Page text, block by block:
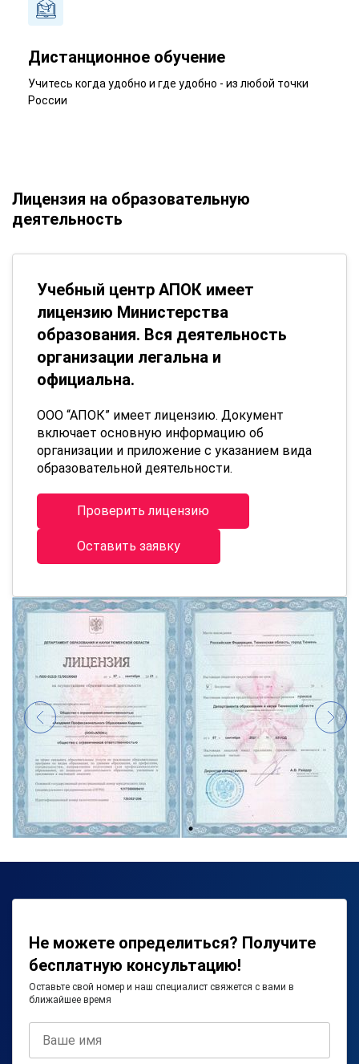
Дистанционное обучение
Учитесь когда удобно и где удобно - из любой точки
России
Лицензия на образовательную
деятельность
Учебный центр АПОК имеет
лицензию Министерства
образования. Вся деятельность
организации легальна и
официальна.
ООО “АПОК” имеет лицензию. Документ
включает основную информацию об
организации и приложение с указанием вида
образовательной деятельности.
Проверить лицензию
Оставить заявку
Не можете определиться? Получите
бесплатную консультацию!
Оставьте свой номер и наш специалист свяжется с вами в
ближайшее время